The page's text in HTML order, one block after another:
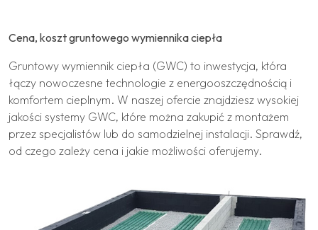
Cena, koszt gruntowego wymiennika ciepła
Gruntowy wymiennik ciepła (GWC) to inwestycja, która
łączy nowoczesne technologie z energooszczędnością i
komfortem cieplnym. W naszej ofercie znajdziesz wysokiej
jakości systemy GWC, które można zakupić z montażem
przez specjalistów lub do samodzielnej instalacji. Sprawdź,
od czego zależy cena i jakie możliwości oferujemy.